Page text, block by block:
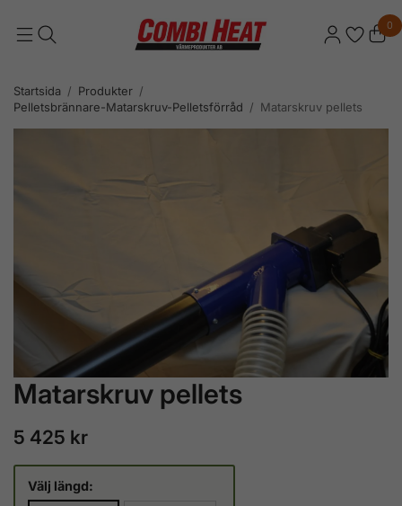
0
Startsida / Produkter /
Pelletsbrännare-Matarskruv-Pelletsförråd / Matarskruv pellets
Matarskruv pellets
5 425 kr
Välj längd: